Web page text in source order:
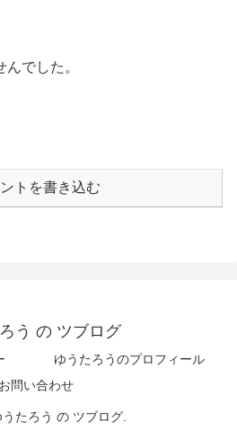
でした。
トを書き込む
う の ツブログ
ゆうたろうのプロフィール
お問い合わせ
たろう の ツブログ.